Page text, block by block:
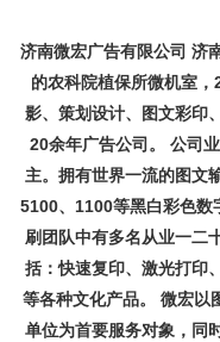
济南微宏广告有限公司 济
的农科院植保所微机室
影、策划设计、图文彩印
20余年广告公司。 公司
主。拥有世界一流的图文
5100、1100等黑白彩色数
刷团队中有多名从业一二
括：快速复印、激光打印
等各种文化产品。 微宏以
单位为首要服务对象，同